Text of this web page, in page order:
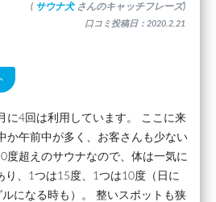
( サウナ犬 さんのキャッチフレーズ)
口コミ投稿日：2020.2.21
に4回は利用しています。 ここに来
か午前中が多く、お客さんも少ない
度超えのサウナなので、体は一気に
り、1つは15度、1つは10度（日に
になる時も）。 整いスポットも狭